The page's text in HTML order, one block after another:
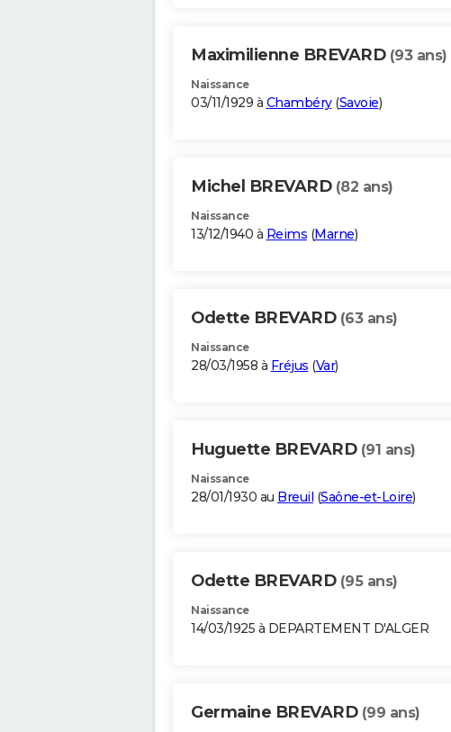
Maximilienne BREVARD (93 ans)
Naissance
03/11/1929 à Chambéry(Savoie)
Michel BREVARD (82 ans)
Naissance
13/12/1940 à Reims (Marne)
Odette BREVARD (63 ans)
Naissance
28/03/1958 à Fréjus (Var)
Huguette BREVARD (91 ans)
Naissance
28/01/1930 au Breuil (Saône-et-Loire)
Odette BREVARD (95 ans)
Naissance
14/03/1925 à DEPARTEMENT D'ALGER
Germaine BREVARD (99 ans)